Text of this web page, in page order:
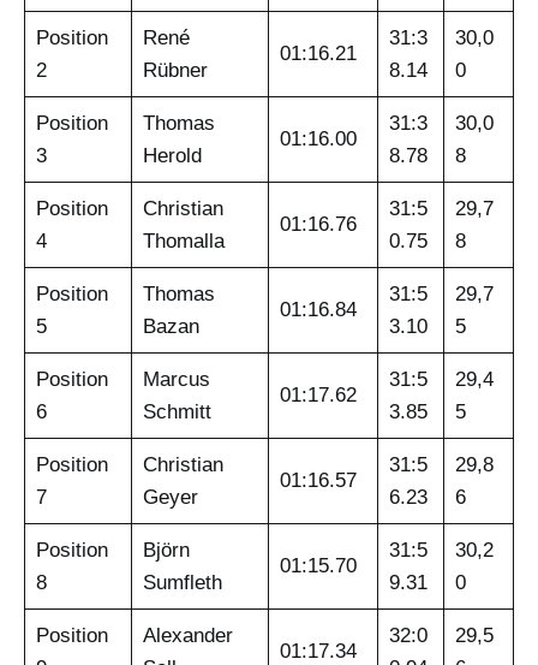
Position
2
René
Rübner
01:16.21
31:3
8.14
30,0
0
Position
3
Thomas
Herold
01:16.00
31:3
8.78
30,0
8
Position
4
Christian
Thomalla
01:16.76
31:5
0.75
29,7
8
Position
5
Thomas
Bazan
01:16.84
31:5
3.10
29,7
5
Position
6
Marcus
Schmitt
01:17.62
31:5
3.85
29,4
5
Position
7
Christian
Geyer
01:16.57
31:5
6.23
29,8
6
Position
8
Björn
Sumfleth
01:15.70
31:5
9.31
30,2
0
Position
Alexander
01:17.34
32:0
29,5